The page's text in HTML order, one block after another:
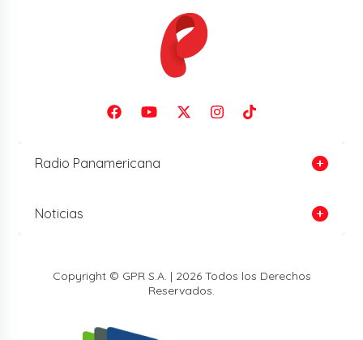
Radio Panamericana
Noticias
Copyright © GPR S.A. | 2026 Todos los Derechos
Reservados.